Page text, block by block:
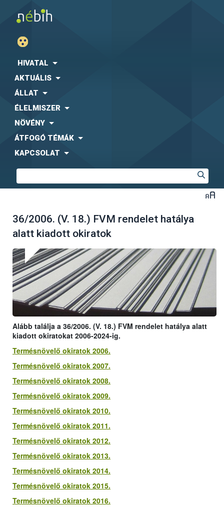
HIVATAL
AKTUÁLIS
ÁLLAT
ÉLELMISZER
NÖVÉNY
ÁTFOGÓ TÉMÁK
KAPCSOLAT
36/2006. (V. 18.) FVM rendelet hatálya
alatt kiadott okiratok
Alább találja a 36/2006. (V. 18.) FVM rendelet hatálya alatt
kiadott okiratokat 2006-2024-ig.
Termésnövelő okiratok 2006.
Termésnövelő okiratok 2007.
Termésnövelő okiratok 2008.
Termésnövelő okiratok 2009.
Termésnövelő okiratok 2010.
Termésnövelő okiratok 2011.
Termésnövelő okiratok 2012.
Termésnövelő okiratok 2013.
Termésnövelő okiratok 2014.
Termésnövelő okiratok 2015.
Termésnövelő okiratok 2016.